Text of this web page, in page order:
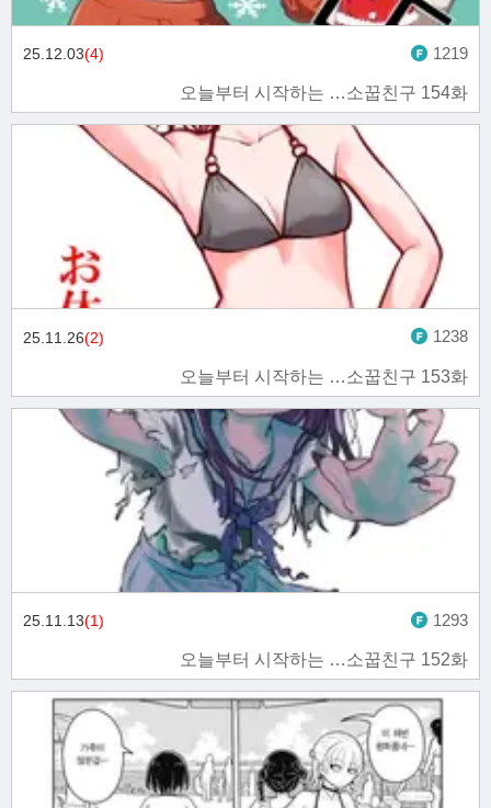
오늘부터 시작하는 …소꿉친구 154화
25.12.03(4) 1219
오늘부터 시작하는 …소꿉친구 153화
25.11.26(2) 1238
오늘부터 시작하는 …소꿉친구 152화
25.11.13(1) 1293